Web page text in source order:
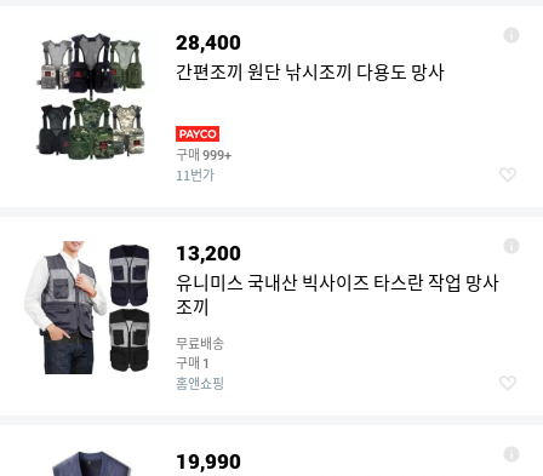
28,400
간편조끼 원단 낚시조끼 다용도 망사
구매 999+
11번가
13,200
유니미스 국내산 빅사이즈 타스란 작업 망사
조끼
무료배송
구매 1
홈앤쇼핑
19,990